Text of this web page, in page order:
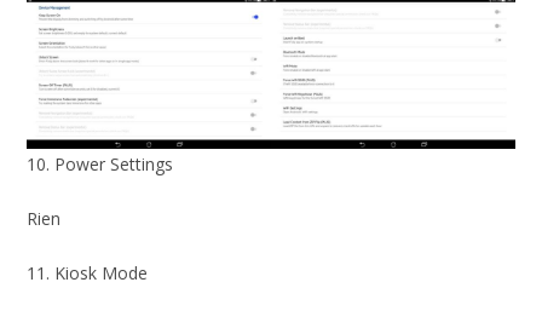
10. Power Settings
Rien
11. Kiosk Mode